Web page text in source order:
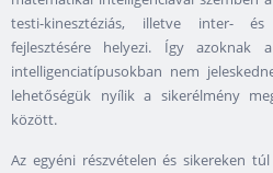
testi-kinesztéziás, illetve inter- és
fejlesztésére helyezi. Így
intelligenciatípusokban nem
lehetőségük nyílik a sikerélmény
között.
Az egyéni részvételen és sikereken